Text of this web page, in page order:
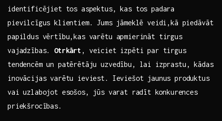
identificējiet tos aspektus, kas tos padara
pievilcīgus klientiem. ⁣Jums‌ jāmeklē veidi,kā piedāvāt
papildus vērtību,kas varētu apmierināt tirgus
vajadzības. Otrkārt , veiciet izpēti par tirgus
tendencēm un patērētāju uzvedību, lai izprastu, kādas
inovācijas varētu ieviest. Ieviešot jaunus produktus
vai uzlabojot esošos,⁤ jūs varat radīt ⁤konkurences
priekšrocības.